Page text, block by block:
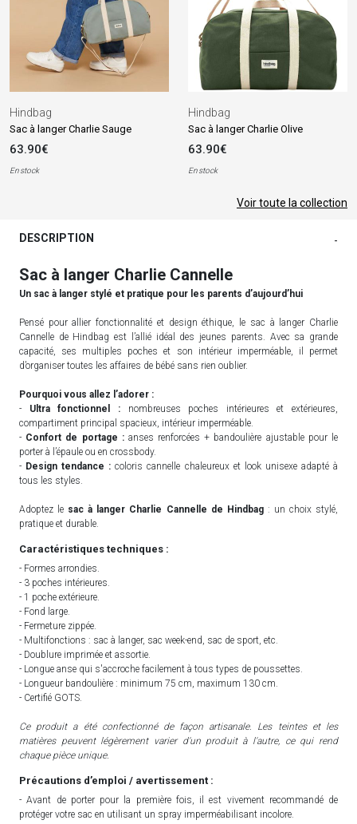
Hindbag
Sac à langer Charlie Sauge
63.90€
En stock
Hindbag
Sac à langer Charlie Olive
63.90€
En stock
Voir toute la collection
DESCRIPTION -
Sac à langer Charlie Cannelle
Un sac à langer stylé et pratique pour les parents d’aujourd’hui
Pensé pour allier fonctionnalité et design éthique, le sac à langer Charlie
Cannelle de Hindbag est l’allié idéal des jeunes parents. Avec sa grande
capacité, ses multiples poches et son intérieur imperméable, il permet
d’organiser toutes les affaires de bébé sans rien oublier.
Pourquoi vous allez l’adorer :
- Ultra fonctionnel :nombreuses poches intérieures et extérieures,
compartiment principal spacieux, intérieur imperméable.
- Confort de portage :anses renforcées + bandoulière ajustable pour le
porter à l’épaule ou en crossbody.
- Design tendance : coloris cannelle chaleureux et look unisexe adapté à
tous les styles.
Adoptez le sac à langer Charlie Cannelle de Hindbag: un choix stylé,
pratique et durable.
Caractéristiques techniques :
- Formes arrondies.
- 3 poches intérieures.
- 1 poche extérieure.
- Fond large.
- Fermeture zippée.
- Multifonctions : sac à langer, sac week-end, sac de sport, etc.
- Doublure imprimée et assortie.
- Longue anse qui s'accroche facilement à tous types de poussettes.
- Longueur bandoulière : minimum 75 cm, maximum 130 cm.
- Certifié GOTS.
Ce produit a été confectionné de façon artisanale. Les teintes et les
matières peuvent légèrement varier d'un produit à l'autre, ce qui rend
chaque pièce unique.
Précautions d’emploi / avertissement :
- Avant de porter pour la première fois, il est vivement recommandé de
protéger votre sac en utilisant un spray imperméabilisant incolore.